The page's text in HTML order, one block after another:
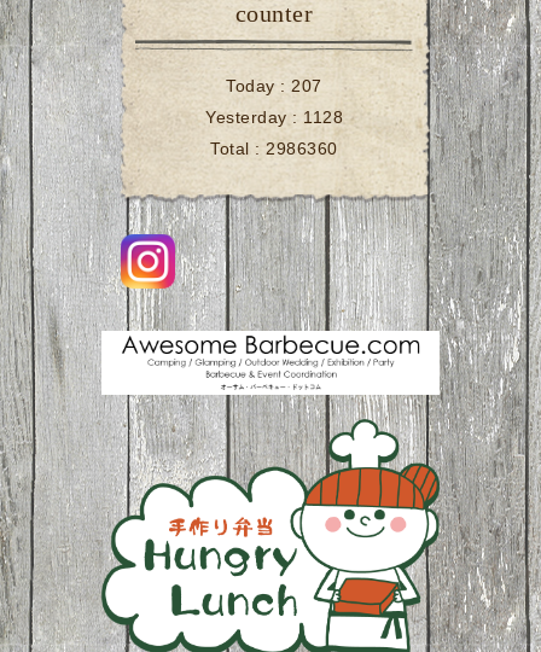
counter
Today :207
Yesterday : 1128
Total :2986360